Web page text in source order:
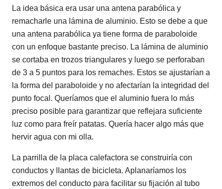
La idea básica era usar una antena parabólica y
remacharle una lámina de aluminio. Esto se debe a que
una antena parabólica ya tiene forma de paraboloide
con un enfoque bastante preciso. La lámina de aluminio
se cortaba en trozos triangulares y luego se perforaban
de 3 a 5 puntos para los remaches. Estos se ajustarían a
la forma del paraboloide y no afectarían la integridad del
punto focal. Queríamos que el aluminio fuera lo más
preciso posible para garantizar que reflejara suficiente
luz como para freír patatas. Quería hacer algo más que
hervir agua con mi olla.
La parrilla de la placa calefactora se construiría con
conductos y llantas de bicicleta. Aplanaríamos los
extremos del conducto para facilitar su fijación al tubo